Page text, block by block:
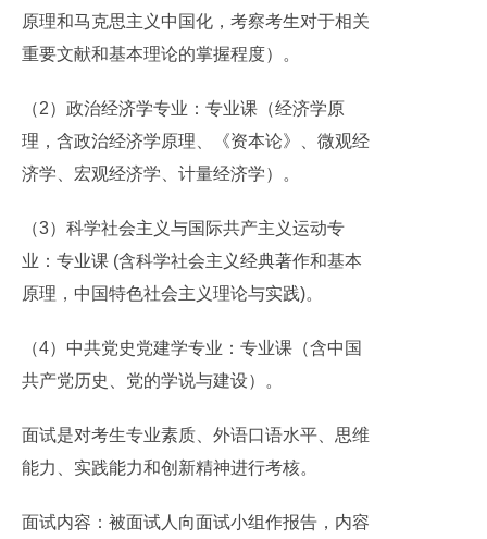
原理和马克思主义中国化，考察考生对于相关
重要文献和基本理论的掌握程度）。
（2）政治经济学专业：专业课（经济学原
理，含政治经济学原理、《资本论》、微观经
济学、宏观经济学、计量经济学）。
（3）科学社会主义与国际共产主义运动专
业：专业课 (含科学社会主义经典著作和基本
原理，中国特色社会主义理论与实践)。
（4）中共党史党建学专业：专业课（含中国
共产党历史、党的学说与建设）。
面试是对考生专业素质、外语口语水平、思维
能力、实践能力和创新精神进行考核。
面试内容：被面试人向面试小组作报告，内容